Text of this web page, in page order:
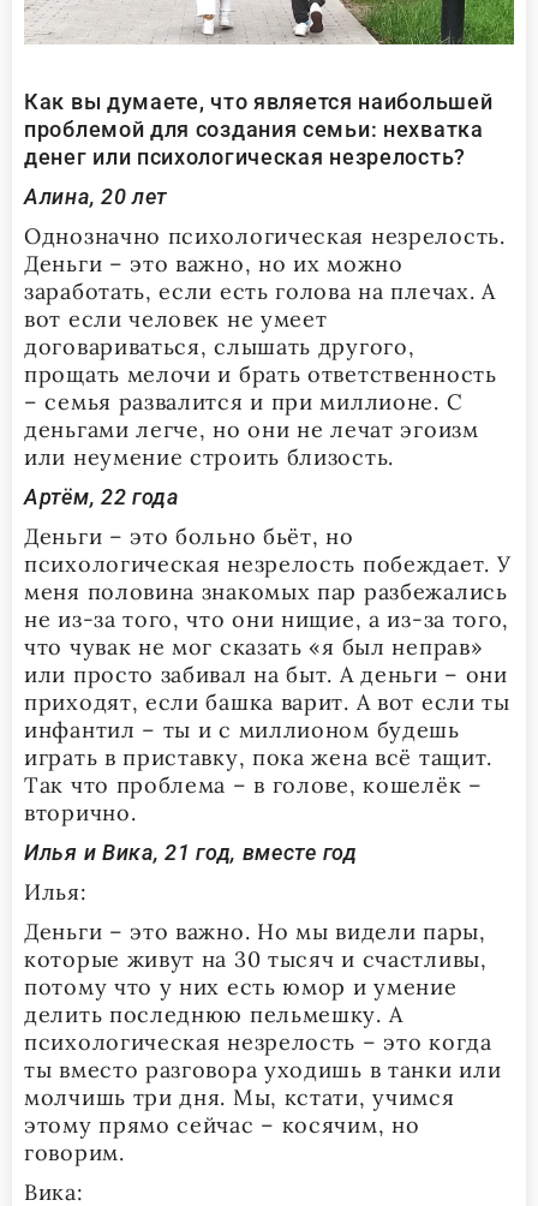
Как вы думаете, что является наибольшей
проблемой для создания семьи: нехватка
денег или психологическая незрелость?
Алина, 20 лет
Однозначно психологическая незрелость.
Деньги – это важно, но их можно
заработать, если есть голова на плечах. А
вот если человек не умеет
договариваться, слышать другого,
прощать мелочи и брать ответственность
– семья развалится и при миллионе. С
деньгами легче, но они не лечат эгоизм
или неумение строить близость.
Артём, 22 года
Деньги – это больно бьёт, но
психологическая незрелость побеждает. У
меня половина знакомых пар разбежались
не из-за того, что они нищие, а из-за того,
что чувак не мог сказать «я был неправ»
или просто забивал на быт. А деньги – они
приходят, если башка варит. А вот если ты
инфантил – ты и с миллионом будешь
играть в приставку, пока жена всё тащит.
Так что проблема – в голове, кошелёк –
вторично.
Илья и Вика, 21 год, вместе год
Илья:
Деньги – это важно. Но мы видели пары,
которые живут на 30 тысяч и счастливы,
потому что у них есть юмор и умение
делить последнюю пельмешку. А
психологическая незрелость – это когда
ты вместо разговора уходишь в танки или
молчишь три дня. Мы, кстати, учимся
этому прямо сейчас – косячим, но
говорим.
Вика: